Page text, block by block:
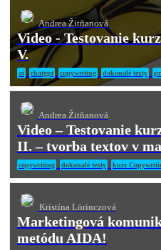
Andrea Žitňanová
Video - Testovanie
V.
ai chatgpt copywriting dokonalé texty
Andrea Žitňanová
Video – Testovanie
II. – tvorba textov v
copywriting dokonalé texty kurz
Kristína Lörinczová
Marketingová
metódu AIDA!